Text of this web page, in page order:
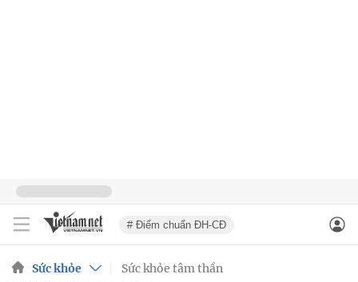
# Điểm chuẩn ĐH-CĐ
Sức khỏe Sức khỏe tâm thần